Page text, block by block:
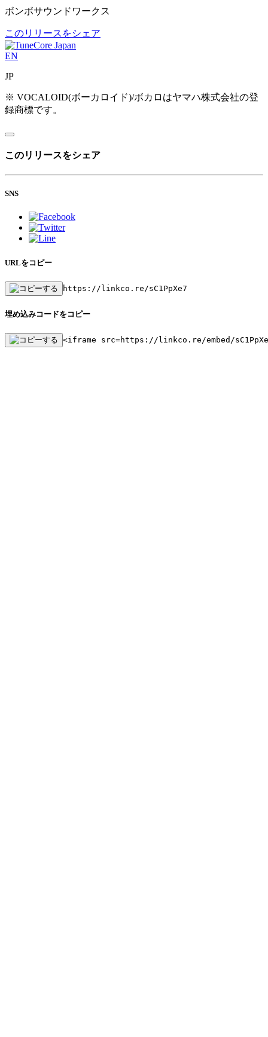
ボンボサウンドワークス
このリリースをシェア
EN
JP
※ VOCALOID(ボーカロイド)/ボカロはヤマハ株式会社の登
録商標です。
このリリースをシェア
SNS
URLをコピー
https://linkco.re/sC1PpXe7
埋め込みコードをコピー
<iframe src=https://linkco.re/embed/